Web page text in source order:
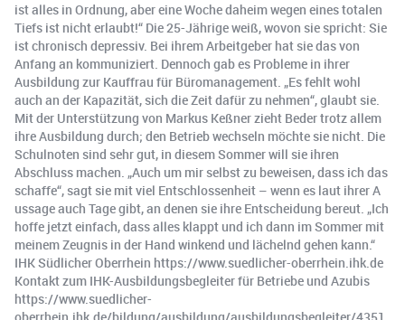
ist alles in Ordnung, aber eine Woche daheim wegen eines totalen
Tiefs ist nicht erlaubt!“ Die 25-Jährige weiß, wovon sie spricht: Sie
ist chronisch depressiv. Bei ihrem Arbeitgeber hat sie das von
Anfang an kommuniziert. Dennoch gab es Probleme in ihrer
Ausbildung zur Kauffrau für Büromanagement. „Es fehlt wohl
auch an der Kapazität, sich die Zeit dafür zu nehmen“, glaubt sie.
Mit der Unterstützung von Markus Keßner zieht Beder trotz allem
ihre Ausbildung durch; den Betrieb wechseln möchte sie nicht. Die
Schulnoten sind sehr gut, in diesem Sommer will sie ihren
Abschluss machen. „Auch um mir selbst zu beweisen, dass ich das
schaffe“, sagt sie mit viel Entschlossenheit – wenn es laut ihrer A
ussage auch Tage gibt, an denen sie ihre Entscheidung bereut. „Ich
hoffe jetzt einfach, dass alles klappt und ich dann im Sommer mit
meinem Zeugnis in der Hand winkend und lächelnd gehen kann.“
IHK Südlicher Oberrhein https://www.suedlicher-oberrhein.ihk.de
Kontakt zum IHK-Ausbildungsbegleiter für Betriebe und Azubis
https://www.suedlicher-